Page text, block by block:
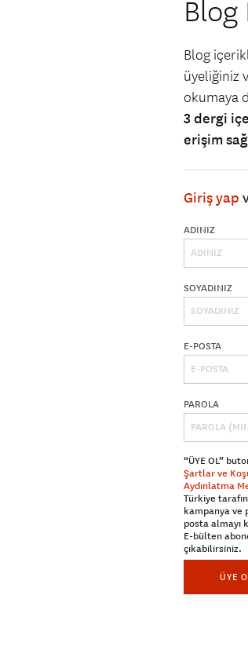
Blog
Blog
üyeliğiniz
okumaya
3 dergi
erişim
Giriş yap
ADINIZ
SOYADINIZ
E-POSTA
PAROLA
“ÜYE OL”
Şartlar ve
Aydınlatma
Türkiye
kampanya
posta almayı
E-bülten
çıkabilirsiniz.
ÜYE